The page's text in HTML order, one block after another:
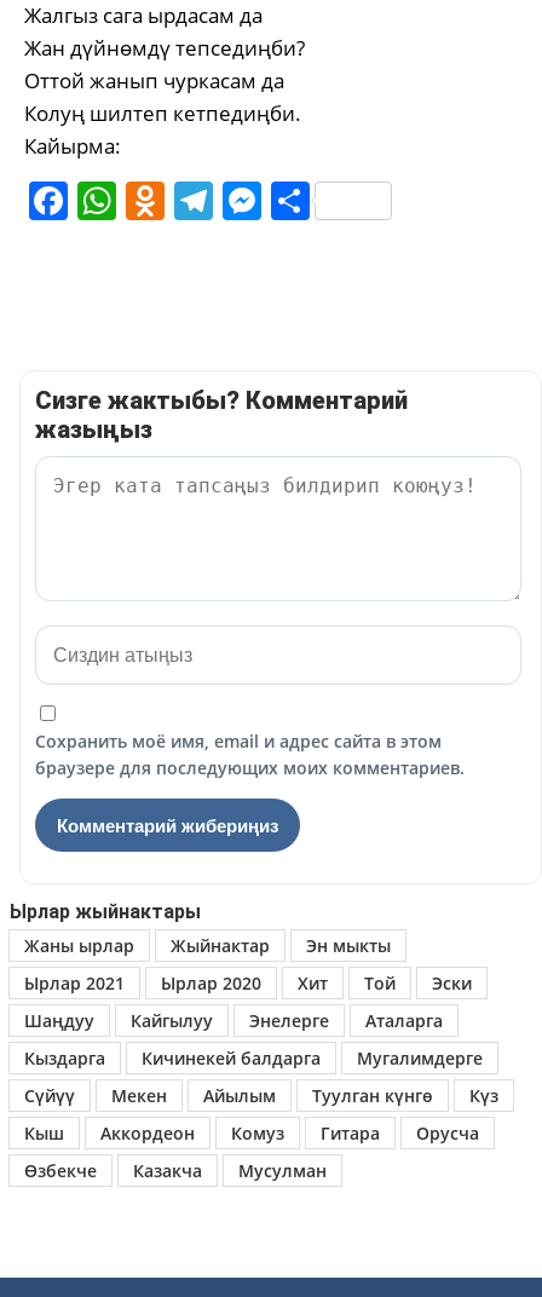
Жалгыз сага ырдасам да
Жан дүйнөмдү тепседиңби?
Оттой жанып чуркасам да
Колуң шилтеп кетпедиңби.
Кайырма:
Facebook
WhatsApp
Odnoklassniki
Telegram
Messenger
Share
Сизге жактыбы? Комментарий
жазыңыз
Сохранить моё имя, email и адрес сайта в этом
браузере для последующих моих комментариев.
Ырлар жыйнактары
Жаны ырлар
Жыйнактар
Эн мыкты
Ырлар 2021
Ырлар 2020 Хит Той
Эски
Шаңдуу
Кайгылуу Энелерге
Аталарга
Кыздарга
Кичинекей балдарга
Мугалимдерге
Сүйүү
Мекен Айылым Туулган күнгө
Күз
Кыш
Аккордеон Комуз Гитара
Орусча
Өзбекче
Казакча Мусулман